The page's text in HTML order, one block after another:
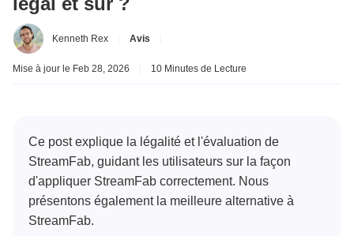
Kenneth Rex Avis
Mise à jour le Feb 28, 2026 10 Minutes de Lecture
Ce post explique la légalité et l'évaluation de
StreamFab, guidant les utilisateurs sur la façon
d'appliquer StreamFab correctement. Nous
présentons également la meilleure alternative à
StreamFab.